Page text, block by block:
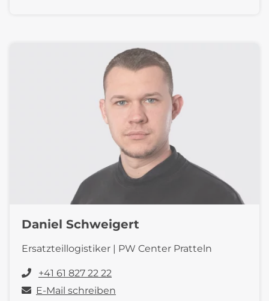
Daniel Schweigert
Ersatzteillogistiker | PW Center Pratteln
+41 61 827 22 22
E-Mail schreiben